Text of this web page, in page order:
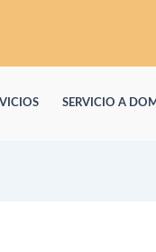
SERVICIO A